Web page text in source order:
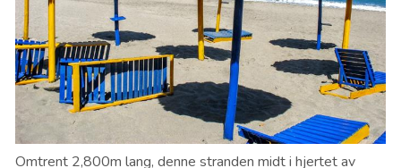
Omtrent 2,800m lang, denne stranden midt i hjertet av